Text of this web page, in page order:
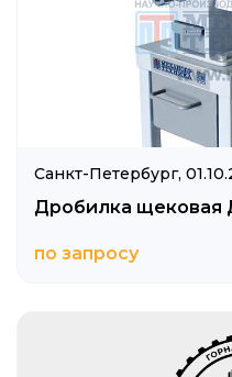
Санкт-Петербург,
Дробилка
по запросу